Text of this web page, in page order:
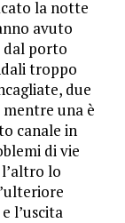
la notte
avuto
dal porto
troppo
due
mentre una è
canale in
di vie
lo
l’uscita